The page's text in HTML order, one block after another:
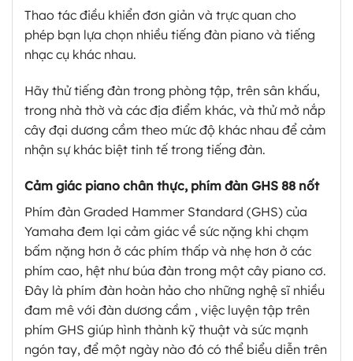
Thao tác điều khiển đơn giản và trực quan cho
phép bạn lựa chọn nhiều tiếng đàn piano và tiếng
nhạc cụ khác nhau.
Hãy thử tiếng đàn trong phòng tập, trên sân khấu,
trong nhà thờ và các địa điểm khác, và thử mở nắp
cây đại dương cầm theo mức độ khác nhau để cảm
nhận sự khác biệt tinh tế trong tiếng đàn.
Cảm giác piano chân thực, phím đàn GHS 88 nốt
Phím đàn Graded Hammer Standard (GHS) của
Yamaha đem lại cảm giác về sức nặng khi chạm
bấm nặng hơn ở các phím thấp và nhẹ hơn ở các
phím cao, hệt như búa đàn trong một cây piano cơ.
Đây là phím đàn hoàn hảo cho những nghệ sĩ nhiều
đam mê với đàn dương cầm , việc luyện tập trên
phím GHS giúp hình thành kỹ thuật và sức mạnh
ngón tay, để một ngày nào đó có thể biểu diễn trên